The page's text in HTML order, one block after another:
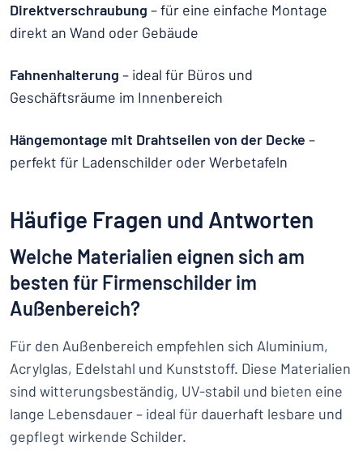
Direktverschraubung – für eine einfache Montage
direkt an Wand oder Gebäude
Fahnenhalterung – ideal für Büros und
Geschäftsräume im Innenbereich
Hängemontage mit Drahtseilen von der Decke –
perfekt für Ladenschilder oder Werbetafeln
Häufige Fragen und Antworten
Welche Materialien eignen sich am
besten für Firmenschilder im
Außenbereich?
Für den Außenbereich empfehlen sich Aluminium,
Acrylglas, Edelstahl und Kunststoff. Diese Materialien
sind witterungsbeständig, UV-stabil und bieten eine
lange Lebensdauer – ideal für dauerhaft lesbare und
gepflegt wirkende Schilder.